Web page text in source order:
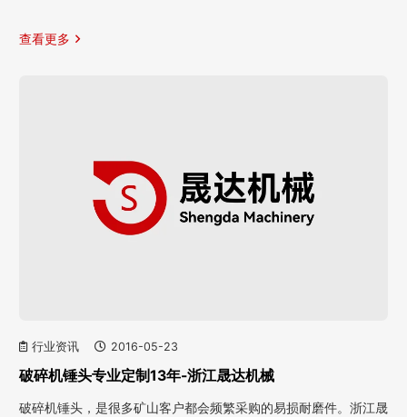
查看更多
行业资讯 2016-05-23
破碎机锤头专业定制13年-浙江晟达机械
破碎机锤头，是很多矿山客户都会频繁采购的易损耐磨件。浙江晟